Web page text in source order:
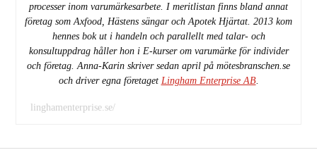
processer inom varumärkesarbete. I meritlistan finns bland annat
företag som Axfood, Hästens sängar och Apotek Hjärtat. 2013 kom
hennes bok ut i handeln och parallellt med talar- och
konsultuppdrag håller hon i E-kurser om varumärke för individer
och företag. Anna-Karin skriver sedan april på mötesbranschen.se
och driver egna företaget Lingham Enterprise AB.
linghamenterprise.se/